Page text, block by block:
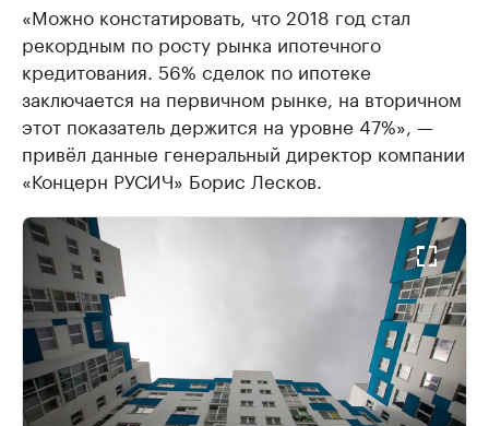
«Можно констатировать, что 2018 год стал
рекордным по росту рынка ипотечного
кредитования. 56% сделок по ипотеке
заключается на первичном рынке, на вторичном
этот показатель держится на уровне 47%», —
привёл данные генеральный директор компании
«Концерн РУСИЧ» Борис Лесков.